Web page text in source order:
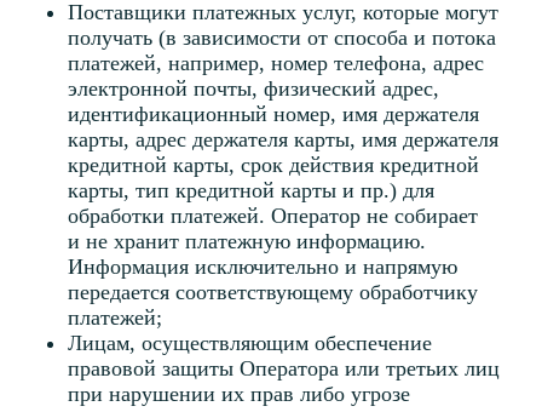
Яндекс.Браузер, SafariиGoogle Chrome.
9. Передает ли Оператор ваши персональные
данные третьим лицам?
9.1 Оператор может передавать персональные
данные третьим лицам в объёме, необходимом для
достижения целей, указанных в настоящей
Политике. Такая передача осуществляется только
в случаях, предусмотренных законом или если
это необходимо для оказания услуг пользователю.
9.2 Оператор использует услуги третьих лиц,
которые обрабатывают персональные данные
по его поручению, на основании заключённых
соглашений о конфиденциальности и обработке
персональных данных. Это допустимо, если
такие лица:
Обеспечивают достаточную защиту данных,
Не используют их в собственных целях,
Действуют строго в рамках поручения.